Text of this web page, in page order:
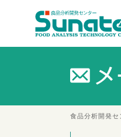
食品分析開発